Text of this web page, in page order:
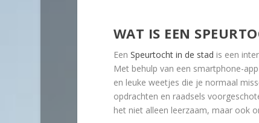
WAT IS EEN
Een Speurtocht in de stad is een
Met behulp van een smartphone-
en leuke weetjes die je normaal
opdrachten en raadsels
het niet alleen leerzaam, maar ook